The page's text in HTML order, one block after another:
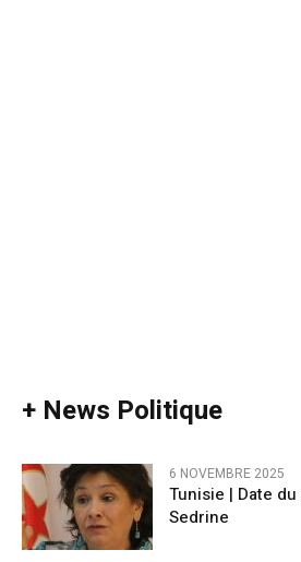
+ News Politique
6 NOVEMBRE 2025
Tunisie | Date
Sedrine